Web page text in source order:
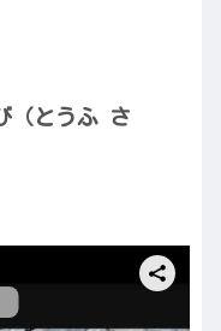
（とうふ さ